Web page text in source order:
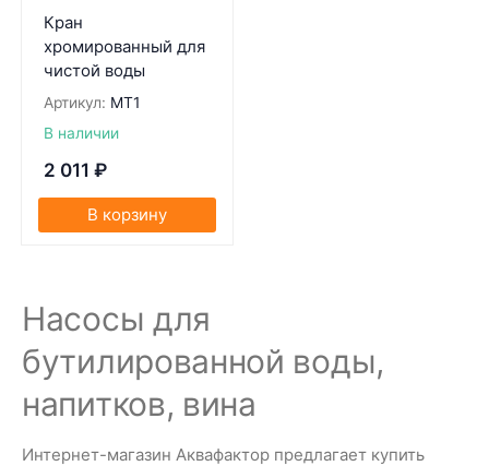
Кран
хромированный для
чистой воды
Артикул: MT1
В наличии
2 011 ₽
В корзину
Насосы для
бутилированной воды,
напитков, вина
Интернет-магазин Аквафактор предлагает купить